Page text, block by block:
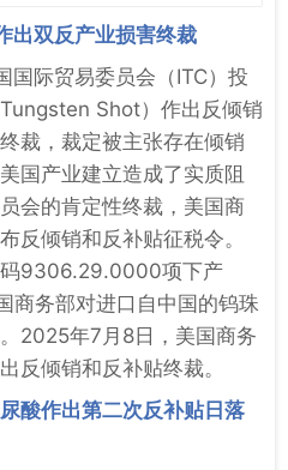
出双反产业损害终裁
国际贸易委员会（ITC）投
Shot）作出反倾销
裁，裁定被主张存在倾销
国产业建立造成了实质阻
会的肯定性终裁，美国商
反倾销和反补贴征税令。
9306.29.0000项下产
商务部对进口自中国的钨珠
2025年7月8日，美国商务
反倾销和反补贴终裁。
酸作出第二次反补贴日落